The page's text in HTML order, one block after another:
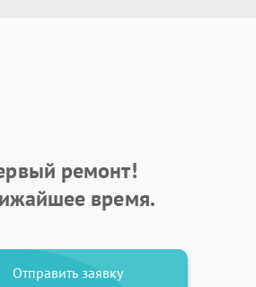
ремонт!
время.
Отправить заявку